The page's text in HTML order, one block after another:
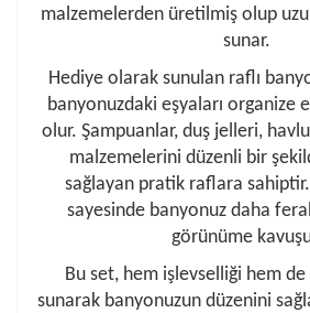
malzemelerden üretilmiş olup
sunar.
Hediye olarak sunulan raflı
banyonuzdaki eşyaları organize
olur. Şampuanlar, duş jelleri,
malzemelerini düzenli bir
sağlayan pratik raflara
sayesinde banyonuz daha
görünüme
Bu set, hem işlevselliği hem de
sunarak banyonuzun düzenini